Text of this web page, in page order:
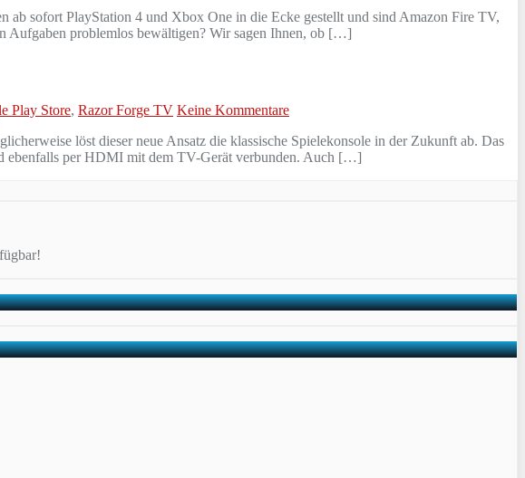
sofort PlayStation 4 und Xbox One in die Ecke gestellt und sind Amazon Fire TV,
Aufgaben problemlos bewältigen? Wir sagen Ihnen, ob […]
Play Store, Razor Forge TV Keine Kommentare
löst dieser neue Ansatz die klassische Spielekonsole in der Zukunft ab. Das
ebenfalls per HDMI mit dem TV-Gerät verbunden. Auch […]